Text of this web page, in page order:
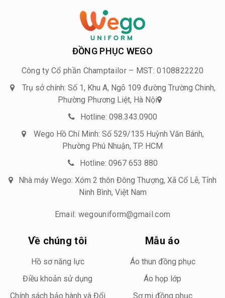
ĐỒNG PHỤC WEGO
Công ty Cổ phần Champtailor – MST: 0108822220
Trụ sở chính: Số 1, Khu A, Ngõ 109 đường Trường Chinh,
Phường Phương Liệt, Hà Nội
Hotline: 098.343.0900
Wego Hồ Chí Minh: Số 529/135 Huỳnh Văn Bánh,
Phường Phú Nhuận, TP. HCM
Hotline: 0967 653 880
Nhà máy Wego: Xóm 2 thôn Đông Thượng, Xã Cổ Lễ, Tỉnh
Ninh Bình, Việt Nam
Email: wegouniform@gmail.com
Về chúng tôi
Hồ sơ năng lực
Điều khoản sử dụng
Chính sách bảo hành và Đổi
Mẫu áo
Áo thun đồng phục
Áo họp lớp
Sơ mi đồng phục